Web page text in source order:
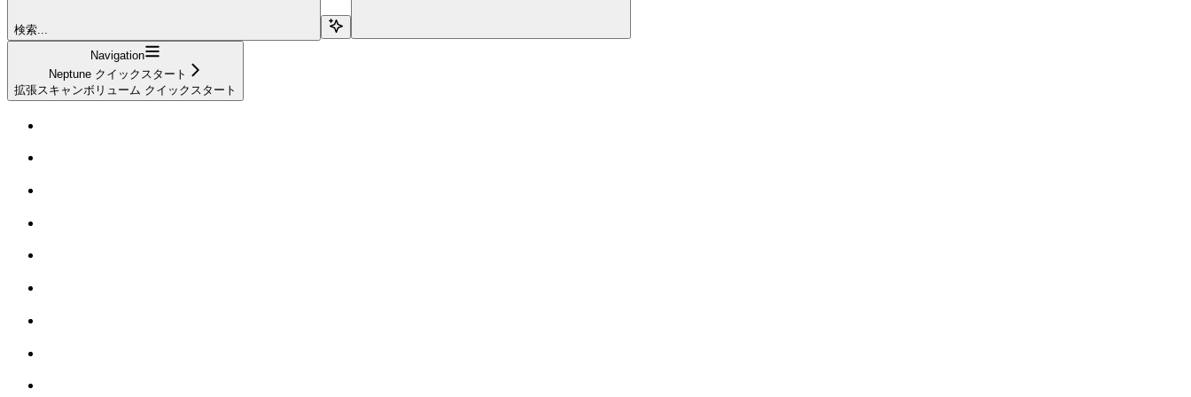
検索...
Navigation
Neptune クイックスタート
拡張スキャンボリューム クイックスタート